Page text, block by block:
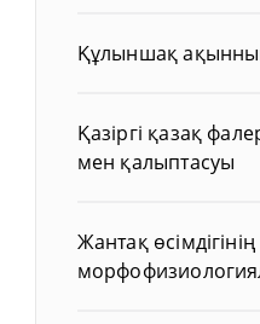
Құлыншақ
Қазіргі қазақ
мен қалыптасуы
Жантақ өсімдігінің